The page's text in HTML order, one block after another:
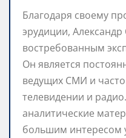
Благодаря своему
эрудиции, Александр
востребованным
Он является
ведущих СМИ и часто
телевидении и
аналитические
большим интересом